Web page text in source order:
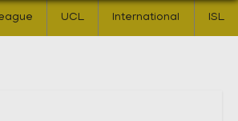
UCL International ISL